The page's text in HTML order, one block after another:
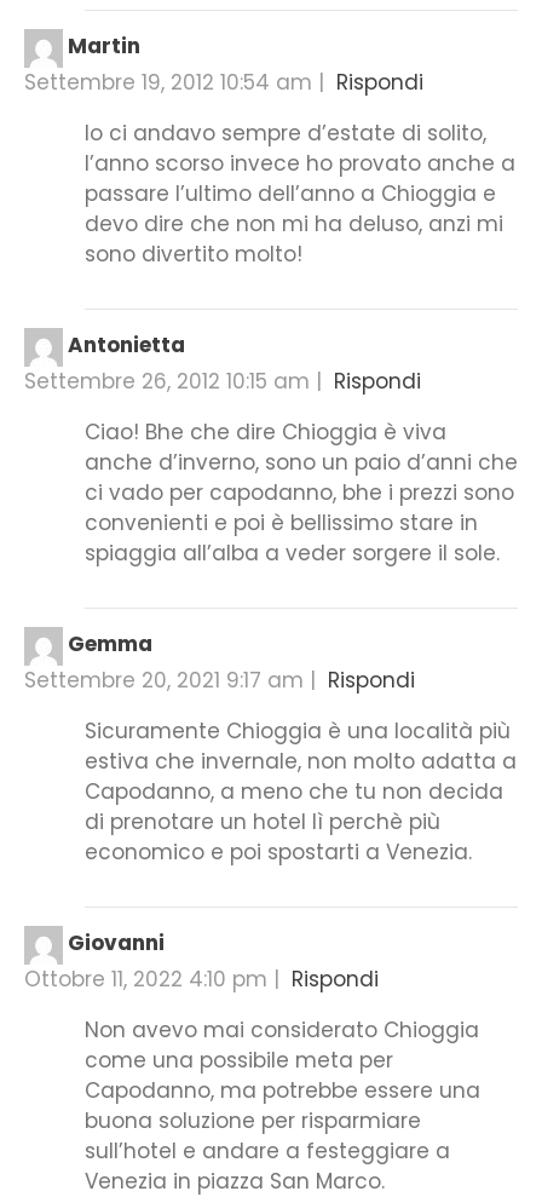
Martin
Settembre 19, 2012 10:54 am | Rispondi
Io ci andavo sempre d’estate di solito,
l’anno scorso invece ho provato anche a
passare l’ultimo dell’anno a Chioggia e
devo dire che non mi ha deluso, anzi mi
sono divertito molto!
Antonietta
Settembre 26, 2012 10:15 am | Rispondi
Ciao! Bhe che dire Chioggia è viva
anche d’inverno, sono un paio d’anni che
ci vado per capodanno, bhe i prezzi sono
convenienti e poi è bellissimo stare in
spiaggia all’alba a veder sorgere il sole.
Gemma
Settembre 20, 2021 9:17 am | Rispondi
Sicuramente Chioggia è una località più
estiva che invernale, non molto adatta a
Capodanno, a meno che tu non decida
di prenotare un hotel lì perchè più
economico e poi spostarti a Venezia.
Giovanni
Ottobre 11, 2022 4:10 pm | Rispondi
Non avevo mai considerato Chioggia
come una possibile meta per
Capodanno, ma potrebbe essere una
buona soluzione per risparmiare
sull’hotel e andare a festeggiare a
Venezia in piazza San Marco.